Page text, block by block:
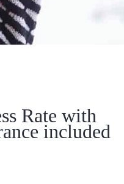
Rate with
included